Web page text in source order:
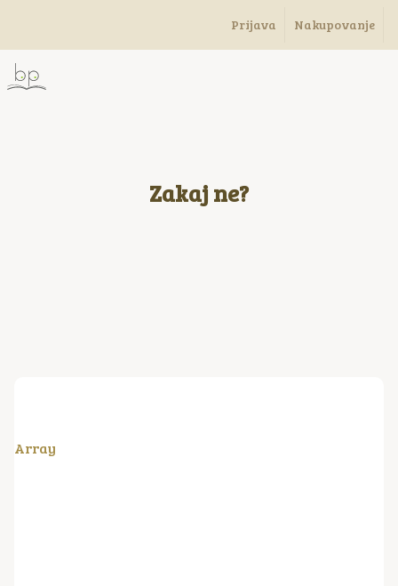
Prijava Nakupovanje
Zakaj ne?
Array